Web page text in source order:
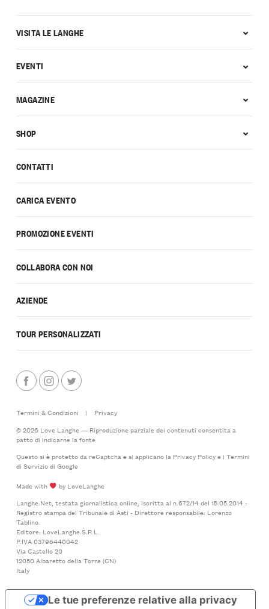
CONTATTI
CARICA EVENTO
PROMOZIONE EVENTI
COLLABORA CON NOI
AZIENDE
TOUR PERSONALIZZATI
VISITA LE LANGHE
EVENTI
MAGAZINE
SHOP
Termini & Condizioni |
Privacy
© 2026 Love Langhe — Riproduzione parziale dei contenuti consentita a
patto di indicarne la fonte
Questo si è protetto da reCaptcha e si applicano la Privacy Policye i Termini
di Serviziodi Google
Made with
by LoveLanghe
Langhe.Net, testata giornalistica online, iscritta al n.672/14 del 15.05.2014 -
Registro stampa del Tribunale di Asti - Direttore responsabile: Lorenzo
Tablino.
Editore: LoveLanghe S.R.L.
P.IVA 03796440042
Via Castello 20
12050 Albaretto della Torre (CN)
Italy
Le tue preferenze relative alla privacy